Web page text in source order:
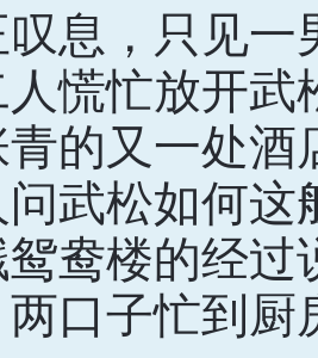
息，只见一
慌忙放开
的又一处
武松如何这
鸯楼的经过
两口子忙到